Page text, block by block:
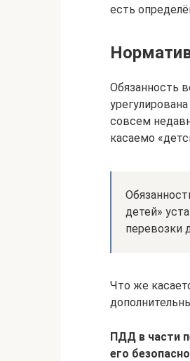
есть
Обязанность
совсем
касаемо
детей»
перевозки
Что же
ПДД в части
его